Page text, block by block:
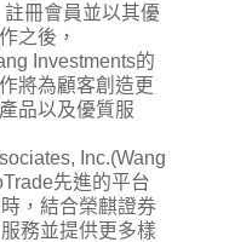
註冊會員並以其優
之後，
Investments的
將為顧客創造更
品以及優質服
Inc.(Wang
先進的平台
，結合榮麒證券
務並提供更多樣